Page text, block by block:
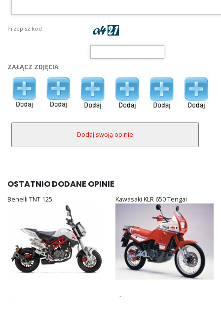
Przepisz kod
ZAŁĄCZ ZDJĘCIA
OSTATNIO DODANE OPINIE
Benelli TNT 125 Kawasaki KLR 650 Tengai